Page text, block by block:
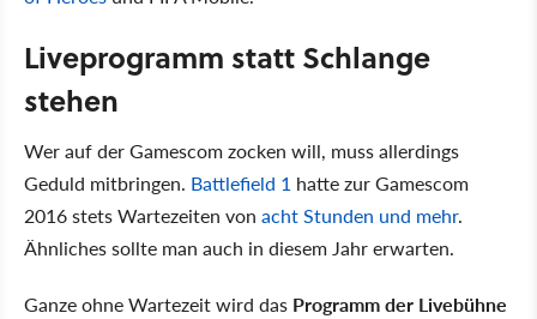
Liveprogramm statt Schlange
stehen
Wer auf der Gamescom zocken will, muss allerdings
Geduld mitbringen. Battlefield 1 hatte zur Gamescom
2016 stets Wartezeiten von acht Stunden und mehr.
Ähnliches sollte man auch in diesem Jahr erwarten.
Ganze ohne Wartezeit wird das Programm der Livebühne